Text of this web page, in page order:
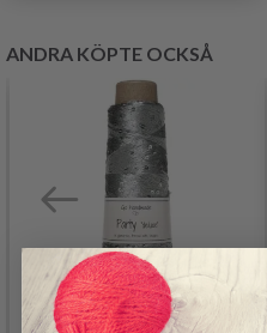
ANDRA KÖPTE OCKSÅ